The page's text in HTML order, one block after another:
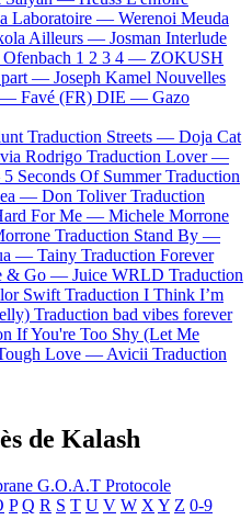
Laboratoire — Werenoi Meuda
Ailleurs — Josman Interlude
Ofenbach 1 2 3 4 — ZOKUSH
part — Joseph Kamel Nouvelles
— Favé (FR) DIE — Gazo
Traduction Streets — Doja Cat
Rodrigo Traduction Lover —
5 Seconds Of Summer Traduction
— Don Toliver Traduction
For Me — Michele Morrone
Traduction Stand By —
— Tainy Traduction Forever
& Go — Juice WRLD Traduction
Swift Traduction I Think I’m
Traduction bad vibes forever
If You're Too Shy (Let Me
Love — Avicii Traduction
de Kalash
G.O.A.T Protocole
P Q R S T U V W X Y Z 0-9